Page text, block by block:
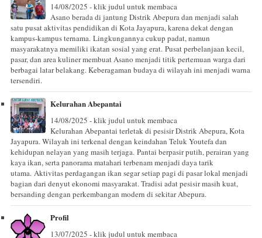
14/08/2025 - klik judul untuk membaca
Asano berada di jantung Distrik Abepura dan menjadi salah
satu pusat aktivitas pendidikan di Kota Jayapura, karena dekat dengan
kampus-kampus ternama. Lingkungannya cukup padat, namun
masyarakatnya memiliki ikatan sosial yang erat. Pusat perbelanjaan kecil,
pasar, dan area kuliner membuat Asano menjadi titik pertemuan warga dari
berbagai latar belakang. Keberagaman budaya di wilayah ini menjadi warna
tersendiri.
Kelurahan Abepantai
14/08/2025 - klik judul untuk membaca
Kelurahan Abepantai terletak di pesisir Distrik Abepura, Kota
Jayapura. Wilayah ini terkenal dengan keindahan Teluk Youtefa dan
kehidupan nelayan yang masih terjaga. Pantai berpasir putih, perairan yang
kaya ikan, serta panorama matahari terbenam menjadi daya tarik
utama. Aktivitas perdagangan ikan segar setiap pagi di pasar lokal menjadi
bagian dari denyut ekonomi masyarakat. Tradisi adat pesisir masih kuat,
bersanding dengan perkembangan modern di sekitar Abepura.
Profil
13/07/2025 - klik judul untuk membaca